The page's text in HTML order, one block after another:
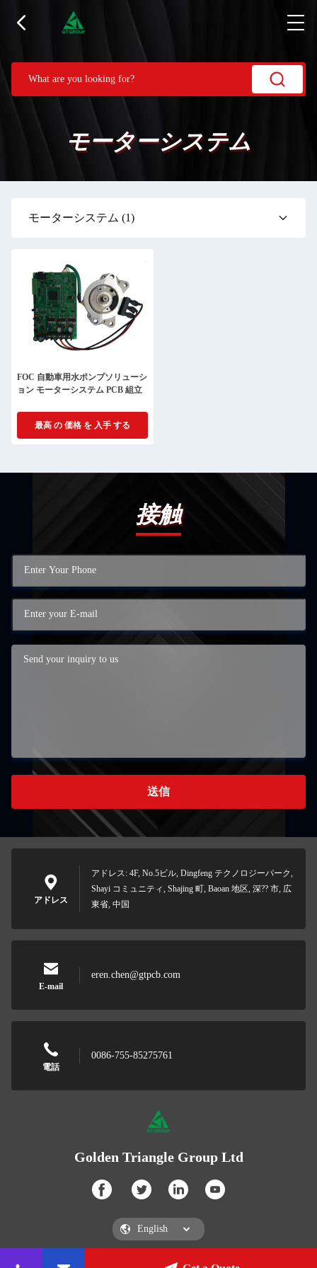
モーターシステム
モーターシステム (1)
FOC 自動車用水ポンプソリューシ
ョン モーターシステム PCB 組立
最高 の 価格 を 入手 する
接触
送信
アドレス
アドレス: 4F, No.5ビル, Dingfeng テクノロジーパーク,
Shayi コミュニティ, Shajing 町, Baoan 地区, 深?? 市, 広
東省, 中国
E-mail
eren.chen@gtpcb.com
電話
0086-755-85275761
Golden Triangle Group Ltd